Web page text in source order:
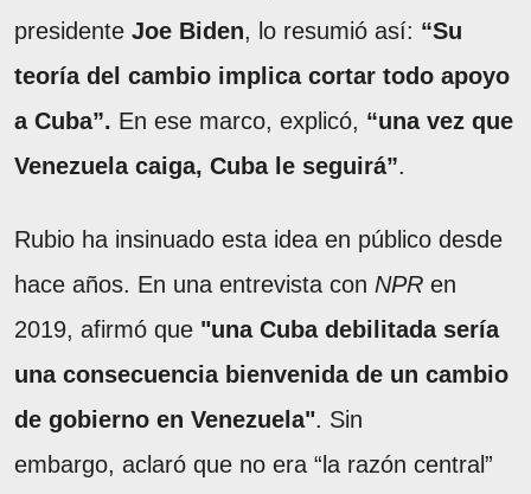
presidente Joe Biden, lo resumió así: “Su
teoría del cambio implica cortar todo apoyo
a Cuba”. En ese marco, explicó, “una vez que
Venezuela caiga, Cuba le seguirá”.
Rubio ha insinuado esta idea en público desde
hace años. En una entrevista con NPR en
2019, afirmó que "una Cuba debilitada sería
una consecuencia bienvenida de un cambio
de gobierno en Venezuela". Sin
embargo, aclaró que no era “la razón central”